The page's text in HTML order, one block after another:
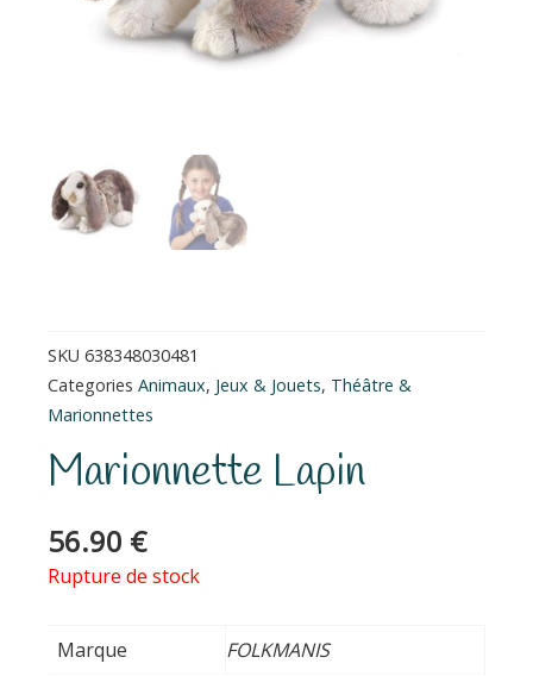
SKU 638348030481
Categories Animaux, Jeux & Jouets, Théâtre &
Marionnettes
Marionnette Lapin
56.90 €
Rupture de stock
Marque FOLKMANIS